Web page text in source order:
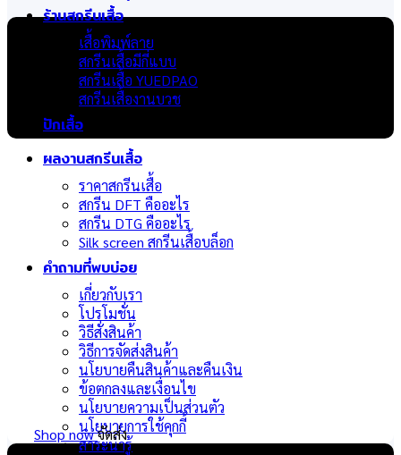
ร้านสกรีนเสื้อ
เสื้อพิมพ์ลาย
สกรีนเสื้อมีกี่แบบ
สกรีนเสื้อ YUEDPAO
สกรีนเสื้องานบวช
ปักเสื้อ
ผลงานสกรีนเสื้อ
ราคาสกรีนเสื้อ
สกรีน DFT คืออะไร
สกรีน DTG คืออะไร
Silk screen สกรีนเสื้อบล็อก
คำถามที่พบบ่อย
เกี่ยวกับเรา
โปรโมชั่น
วิธีสั่งสินค้า
วิธีการจัดส่งสินค้า
นโยบายคืนสินค้าและคืนเงิน
ข้อตกลงและเงื่อนไข
นโยบายความเป็นส่วนตัว
นโยบายการใช้คุกกี้
สาระน่ารู้
Shop nowจัดส่ง